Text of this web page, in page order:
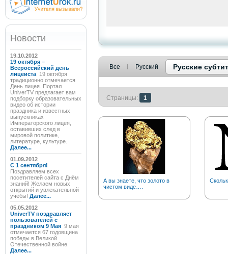
Новости
19.10.2012
19 октября –
Всероссийский день
лицеиста 19 октября
традиционно отмечается
День лицея. Портал
UniverTV предлагает вам
подборку образовательных
видео об истории
праздника и известных
выпускниках
Императорского лицея,
оставивших след в
мировой политике,
литературе, культуре.
Далее...
01.09.2012
C 1 сентября!
Поздравляем всех
посетителей сайта с Днём
знаний! Желаем новых
открытий и увлекательной
учёбы! Далее...
05.05.2012
UniverTV поздравляет
пользователей с
праздником 9 Мая 9 мая
отмечается 67 годовщина
победы в Великой
Отечественной войне.
Далее...
Все Русский Русские
Страницы: 1
А вы знаете, что золото в
чистом виде….